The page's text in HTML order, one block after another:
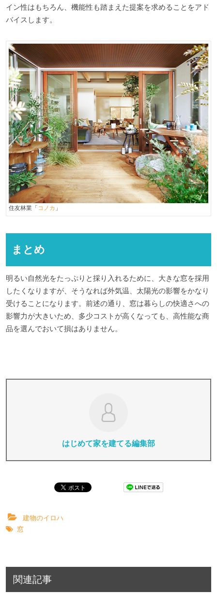
イン性はもちろん、機能性も踏まえた提案を求めることをアド
バイスします。
住友林業「 コノカ 」
まとめ
明るい自然光をたっぷりと採り入れるために、大きな窓を採用
したくなりますが、そうなれば外気温、太陽光の影響をかなり
受けることになります。前述の通り、窓は暮らしの快適さへの
影響力が大きいため、多少コストが高くなっても、高性能な商
品を選んでおいて損はありません。
はじめて家を建てる編集部
建物のイロハ
窓
関連記事